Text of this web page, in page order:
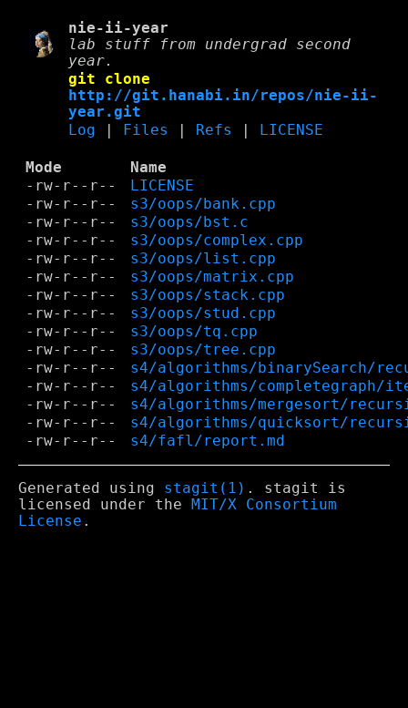
nie-ii-year
lab stuff from undergrad second
year.
git clone
http://git.hanabi.in/repos/nie-ii-
year.git
Log
Files Refs LICENSE
Mode
Name
-rw-r--r--
LICENSE
-rw-r--r--
s3/oops/bank.cpp
-rw-r--r--
s3/oops/bst.c
-rw-r--r--
s3/oops/complex.cpp
-rw-r--r--
s3/oops/list.cpp
-rw-r--r--
s3/oops/matrix.cpp
-rw-r--r--
s3/oops/stack.cpp
-rw-r--r--
s3/oops/stud.cpp
-rw-r--r--
s3/oops/tq.cpp
-rw-r--r--
s3/oops/tree.cpp
-rw-r--r--
s4/algorithms/binarySearch/
-rw-r--r--
s4/algorithms/completegraph/
-rw-r--r--
s4/algorithms/mergesort/
-rw-r--r--
s4/algorithms/quicksort/
-rw-r--r--
s4/fafl/report.md
Generated using stagit(1) . stagit is
licensed under the
MIT/X Consortium
License .